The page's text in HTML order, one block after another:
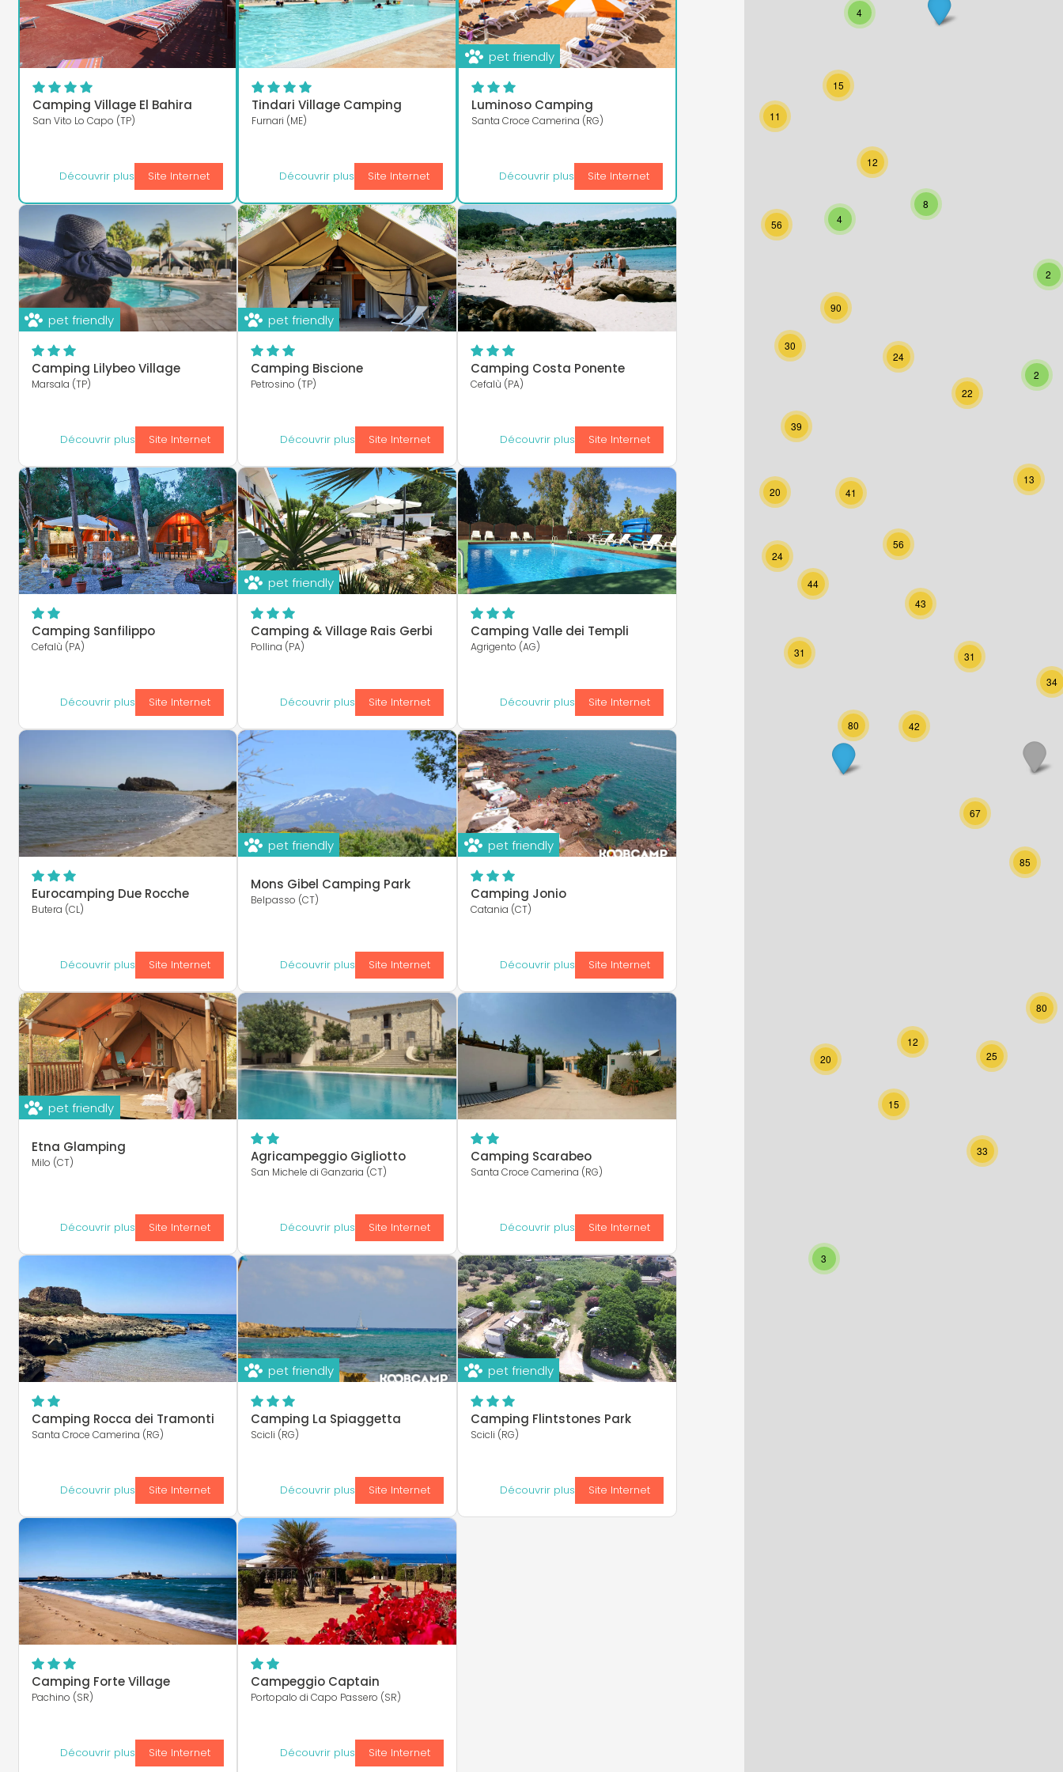
30
90
56
39
24
20 41
56
44
31
43
80 42
67
31
34
85
12
3
20
80
15
25
33
4
13
22
24
2
2
8
12
15
11
4
Camping Village El Bahira
San Vito Lo Capo (TP)
Découvrir plus Site Internet
Tindari Village Camping
Furnari (ME)
Découvrir plus Site Internet
pet friendly
Luminoso Camping
Santa Croce Camerina (RG)
Découvrir plus Site Internet
pet friendly
Camping Lilybeo Village
Marsala (TP)
Découvrir plus Site Internet
pet friendly
Camping Biscione
Petrosino (TP)
Découvrir plus Site Internet
Camping Costa Ponente
Cefalù (PA)
Découvrir plus Site Internet
Camping Sanfilippo
Cefalù (PA)
Découvrir plus Site Internet
pet friendly
Camping & Village Rais Gerbi
Pollina (PA)
Découvrir plus Site Internet
Camping Valle dei Templi
Agrigento (AG)
Découvrir plus Site Internet
Eurocamping Due Rocche
Butera (CL)
Découvrir plus Site Internet
pet friendly
Mons Gibel Camping Park
Belpasso (CT)
Découvrir plus Site Internet
pet friendly
Camping Jonio
Catania (CT)
Découvrir plus Site Internet
pet friendly
Etna Glamping
Milo (CT)
Découvrir plus Site Internet
Agricampeggio Gigliotto
San Michele di Ganzaria (CT)
Découvrir plus Site Internet
Camping Scarabeo
Santa Croce Camerina (RG)
Découvrir plus Site Internet
Camping Rocca dei Tramonti
Santa Croce Camerina (RG)
Découvrir plus Site Internet
pet friendly
Camping La Spiaggetta
Scicli (RG)
Découvrir plus Site Internet
pet friendly
Camping Flintstones Park
Scicli (RG)
Découvrir plus Site Internet
Camping Forte Village
Pachino (SR)
Découvrir plus Site Internet
Campeggio Captain
Portopalo di Capo Passero (SR)
Découvrir plus Site Internet